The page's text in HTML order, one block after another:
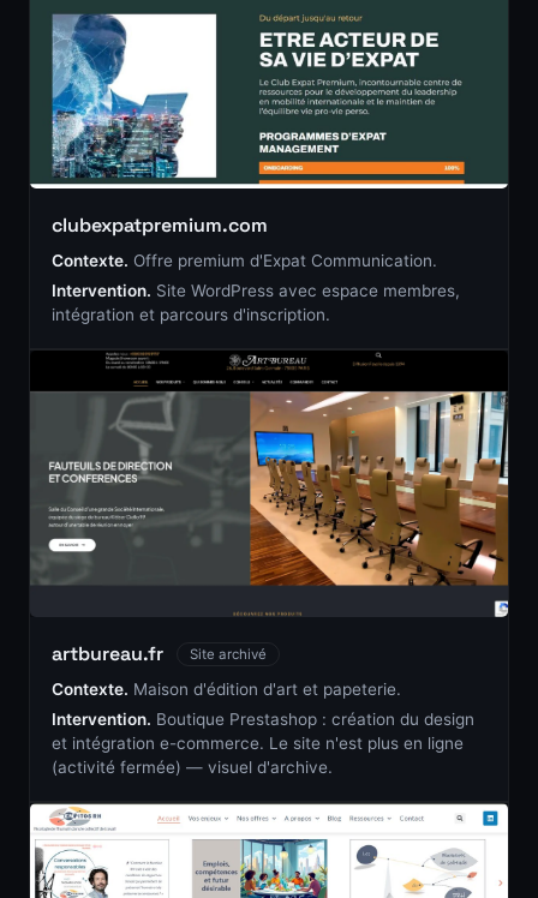
clubexpatpremium.com
Contexte. Offre premium d'Expat Communication.
Intervention. Site WordPress avec espace membres,
intégration et parcours d'inscription.
artbureau.fr Site archivé
Contexte. Maison d'édition d'art et papeterie.
Intervention. Boutique Prestashop : création du design
et intégration e-commerce. Le site n'est plus en ligne
(activité fermée) — visuel d'archive.